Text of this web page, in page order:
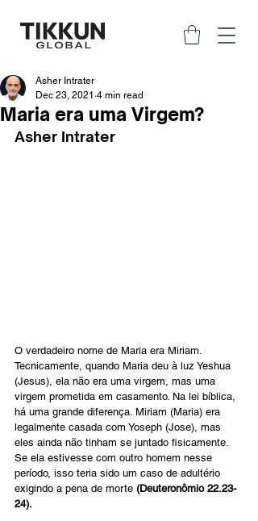
Maria era uma Virgem?
Asher Intrater
Dec 23, 2021 4 min read
Asher Intrater
O verdadeiro nome de Maria era Miriam.
Tecnicamente, quando Maria deu à luz Yeshua
(Jesus), ela não era uma virgem, mas uma
virgem prometida em casamento. Na lei bíblica,
há uma grande diferença. Miriam (Maria) era
legalmente casada com Yoseph (Jose), mas
eles ainda não tinham se juntado fisicamente.
Se ela estivesse com outro homem nesse
período, isso teria sido um caso de adultério
exigindo a pena de morte (Deuteronômio 22.23-
24).